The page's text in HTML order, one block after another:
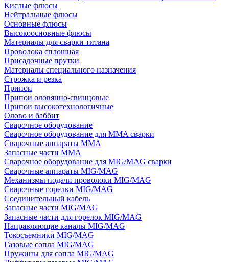
Кислые флюсы
Нейтральные флюсы
Основные флюсы
Высокоосновные флюсы
Материалы для сварки титана
Проволока сплошная
Присадочные прутки
Материалы специального назначения
Строжка и резка
Припои
Припои оловянно-свинцовые
Припои высокотехнологичные
Олово и баббит
Сварочное оборудование
Сварочное оборудование для MMA сварки
Сварочные аппараты MMA
Запасные части MMA
Сварочное оборудование для MIG/MAG сварки
Сварочные аппараты MIG/MAG
Механизмы подачи проволоки MIG/MAG
Сварочные горелки MIG/MAG
Соединительный кабель
Запасные части MIG/MAG
Запасные части для горелок MIG/MAG
Направляющие каналы MIG/MAG
Токосъемники MIG/MAG
Газовые сопла MIG/MAG
Пружины для сопла MIG/MAG